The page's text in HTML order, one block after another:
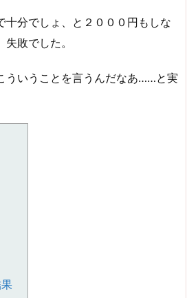
十分でしょ、と２０００円もしな
敗でした。
ういうことを言うんだなあ……と実